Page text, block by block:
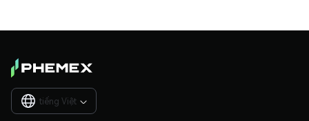
tiếng Việt 